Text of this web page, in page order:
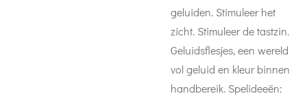
geluiden. Stimuleer het
zicht. Stimuleer de tastzin.
Geluidsflesjes, een wereld
vol geluid en kleur binnen
handbereik. Spelideeën: